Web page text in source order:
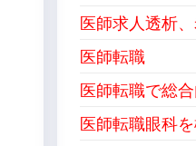
医師求人透析
医師転職
医師転職で総
医師転職眼科